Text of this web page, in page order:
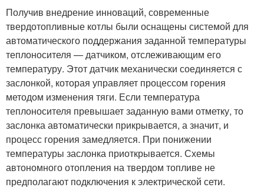
Получив внедрение инноваций, современные
твердотопливные котлы были оснащены системой для
автоматического поддержания заданной температуры
теплоносителя — датчиком, отслеживающим его
температуру. Этот датчик механически соединяется с
заслонкой, которая управляет процессом горения
методом изменения тяги. Если температура
теплоносителя превышает заданную вами отметку, то
заслонка автоматически прикрывается, а значит, и
процесс горения замедляется. При понижении
температуры заслонка приоткрывается. Схемы
автономного отопления на твердом топливе не
предполагают подключения к электрической сети.